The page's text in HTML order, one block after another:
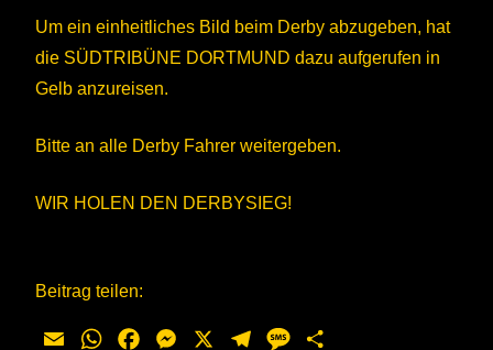
Um ein einheitliches Bild beim Derby abzugeben, hat
die SÜDTRIBÜNE DORTMUND dazu aufgerufen in
Gelb anzureisen.
Bitte an alle Derby Fahrer weitergeben.
WIR HOLEN DEN DERBYSIEG!
Beitrag teilen:
Email WhatsAppFacebookMessengerTelegramMessage